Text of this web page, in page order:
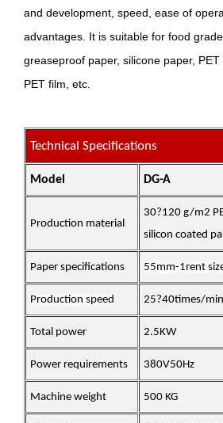
and development, speed, ease of
advantages. It is suitable for food
greaseproof paper, silicone paper, PET
PET film, etc.
Technical Specifications
Model DG-A
Production material
30?120 g/m2
silicon coated
Paper specifications 55mm-1rent
Production speed 25?40times/min
Total power 2.5KW
Power requirements 380V50Hz
Machine weight 500 KG